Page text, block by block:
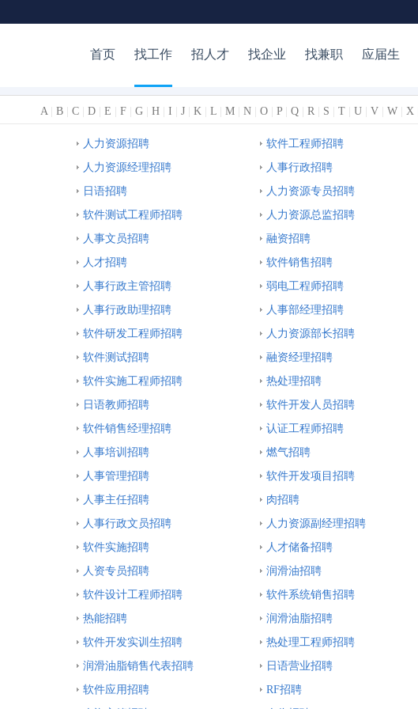
首页 找工作 招人才 找企业 找兼职 应届生
A| B C D E F G H I J K L M N O P Q R S T U V W X
人力资源招聘
软件工程师招聘
人力资源经理招聘
人事行政招聘
日语招聘
人力资源专员招聘
软件测试工程师招聘
人力资源总监招聘
人事文员招聘
融资招聘
人才招聘
软件销售招聘
人事行政主管招聘
弱电工程师招聘
人事行政助理招聘
人事部经理招聘
软件研发工程师招聘
人力资源部长招聘
软件测试招聘
融资经理招聘
软件实施工程师招聘
热处理招聘
日语教师招聘
软件开发人员招聘
软件销售经理招聘
认证工程师招聘
人事培训招聘
燃气招聘
人事管理招聘
软件开发项目招聘
人事主任招聘
肉招聘
人事行政文员招聘
人力资源副经理招聘
软件实施招聘
人才储备招聘
人资专员招聘
润滑油招聘
软件设计工程师招聘
软件系统销售招聘
热能招聘
润滑油脂招聘
软件开发实训生招聘
热处理工程师招聘
润滑油脂销售代表招聘
日语营业招聘
软件应用招聘
RF招聘